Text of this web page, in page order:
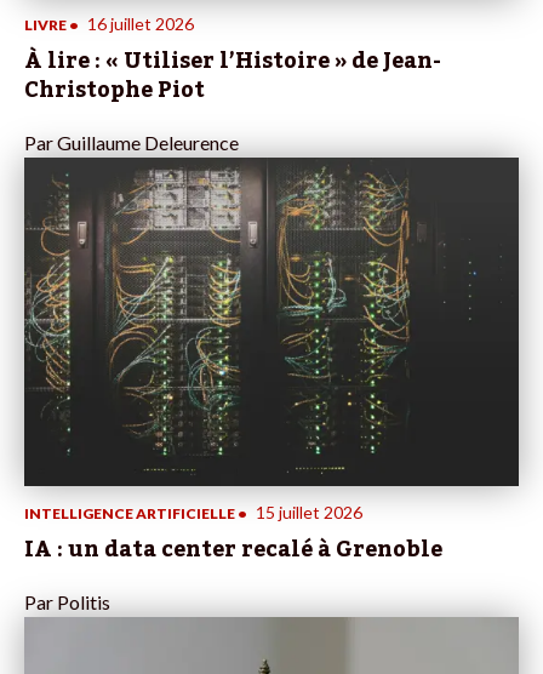
LIVRE • 16 juillet 2026
À lire : « Utiliser l’Histoire » de Jean-
Christophe Piot
ParGuillaume Deleurence
INTELLIGENCE ARTIFICIELLE • 15 juillet 2026
IA : un data center recalé à Grenoble
Par Politis